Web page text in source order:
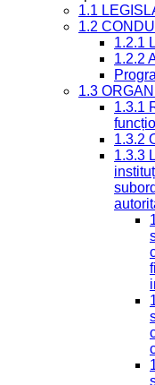
1.1
1.2
1.2.1
1.2.2
1.3
1.3.1
1.3.2
1.3.3